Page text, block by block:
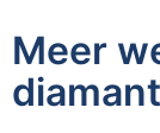
Meer